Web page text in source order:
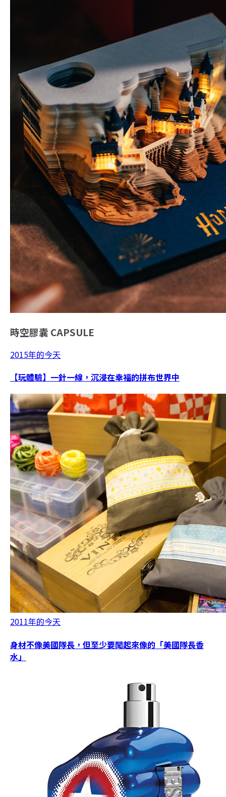
時空膠囊 CAPSULE
2015年的今天
【玩體驗】一針一線，沉浸在幸福的拼布世界中
2011年的今天
身材不像美國隊長，但至少要聞起來像的「美國隊長香
水」